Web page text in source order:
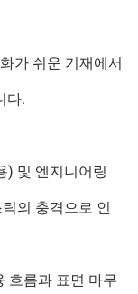
가 쉬운 기재에서
다.
) 및 엔지니어링
의 충격으로 인
흐름과 표면 마무